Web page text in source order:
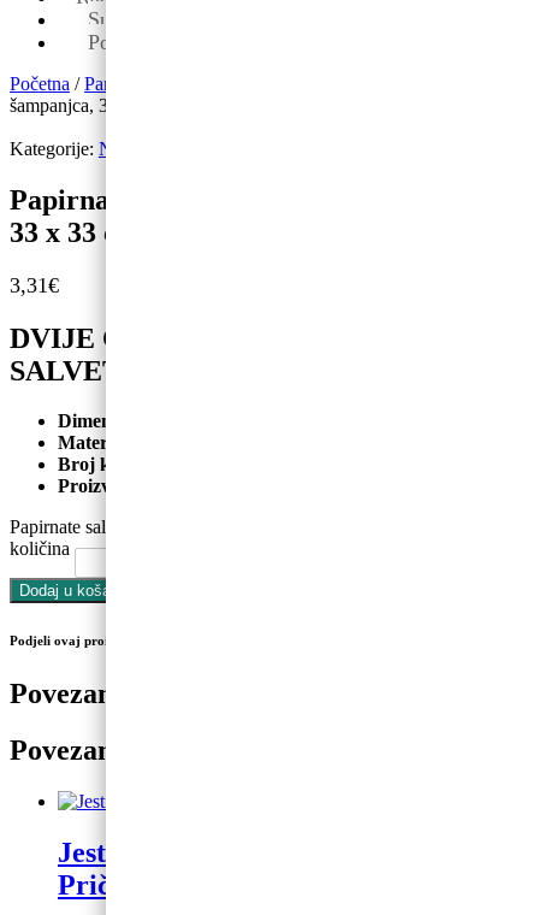
Sub: 08-13
Pon-pet: 09-19
Početna /Party program
šampanjca, 33 x 33 cm, 20 kom.
Kategorije: Novo
Papirnate salvete Dvije čaše šampanjca,
33 x 33 cm, 20 kom.
3,31€
DVIJE ČAŠE ŠAMPANJCA PAPIRNATE
SALVETE
Dimenzije:
Materijal:
Broj komada u pakiranju:
Proizvođač:
Papirnate salvete Dvije čaše šampanjca, 33 x 33 cm, 20 kom.
količina
Dodaj u košaricu
Podjeli ovaj proizvod na društvenim mrežama
Povezani proizvodi
Povezani proizvodi
Jestiva pokrivka za tortu Prva
Pričect